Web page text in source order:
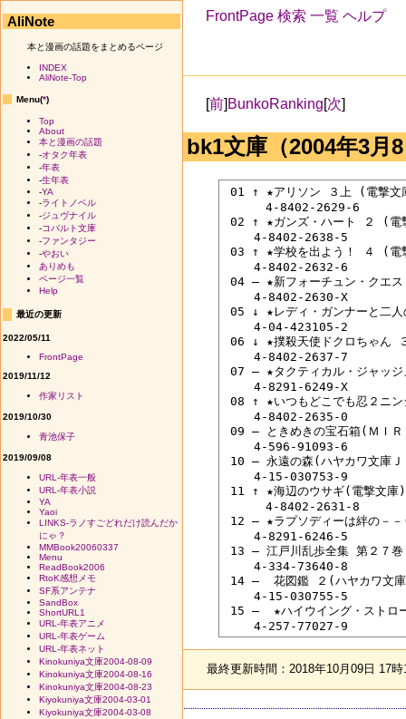
FrontPage 検索 一覧 ヘルプ
[前] BunkoRanking[次]
bk1文庫（2004年3月
01 ↑ ★アリソン ３上 (電撃文
4-8402-2629-6
02 ↑ ★ガンズ・ハート ２ (電
4-8402-2638-5
03 ↑ ★学校を出よう！ ４ (電
4-8402-2632-6
04 ― ★新フォーチュン・クエ
4-8402-2630-X
05 ↓ ★レディ・ガンナーと二
4-04-423105-2
06 ↓ ★撲殺天使ドクロちゃん
4-8402-2637-7
07 ― ★タクティカル・ジャッ
4-8291-6249-X
08 ↑ ★いつもどこでも忍２ニ
4-8402-2635-0
09 ― ときめきの宝石箱(ＭＩＲ
4-596-91093-6
10 ― 永遠の森(ハヤカワ文庫
4-15-030753-9
11 ↑ ★海辺のウサギ(電撃文庫
4-8402-2631-8
12 ― ★ラプソディーは絆の－
4-8291-6246-5
13 ― 江戸川乱歩全集 第２７
4-334-73640-8
14 ―  花図鑑 ２(ハヤカワ文
4-15-030755-5
15 ―  ★ハイウイング・ストロ
最終更新時間：2018年10月09日 17
AliNote
本と漫画の話題をまとめるページ
INDEX
AliNote-Top
Menu(*)
Top
About
本と漫画の話題
-オタク年表
-年表
-生年表
-YA
-ライトノベル
-ジュヴナイル
-コバルト文庫
-ファンタジー
-やおい
ありめも
ページ一覧
Help
最近の更新
2022/05/11
FrontPage
2019/11/12
作家リスト
2019/10/30
青池保子
2019/09/08
URL-年表一般
URL-年表小説
YA
Yaoi
LINKS-ラノすごどれだけ読んだか
にゃ？
MMBook20060337
Menu
ReadBook2006
RtoK感想メモ
SF系アンテナ
SandBox
ShortURL1
URL-年表アニメ
URL-年表ゲーム
URL-年表ネット
Kinokuniya文庫2004-08-09
Kinokuniya文庫2004-08-16
Kinokuniya文庫2004-08-23
Kiyokuniya文庫2004-03-01
Kiyokuniya文庫2004-03-08